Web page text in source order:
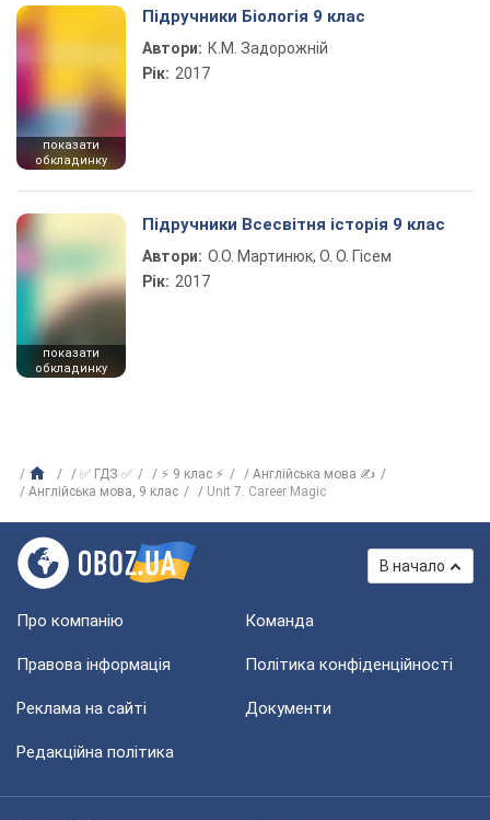
показати
обкладинку
Підручники Біологія 9 клас
Автори: К.М. Задорожній
Рік: 2017
показати
обкладинку
Підручники Всесвітня історія 9 клас
Автори: О.О. Мартинюк, О. О. Гісем
Рік: 2017
✅ ГДЗ ✅ ⚡ 9 клас ⚡
Англійська мова ✍
Англійська мова, 9 клас
Unit 7. Career Magic
В начало
Про компанію Команда
Правова інформація Політика конфіденційності
Реклама на сайті Документи
Редакційна політика